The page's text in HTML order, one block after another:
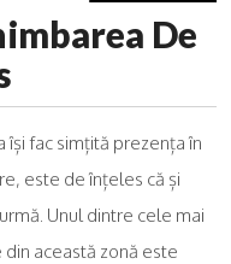
De
își fac simțită prezența în
este de înțeles că și
Unul dintre cele mai
această zonă este